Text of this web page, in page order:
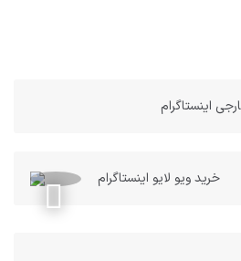
اینستاگرام
خرید ویو لایو اینستاگرام